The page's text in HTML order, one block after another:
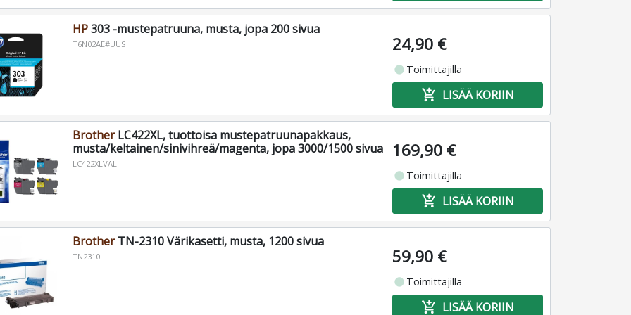
HP303 -mustepatruuna, musta, jopa 200 sivua
T6N02AE#UUS 24,90 €
fiber_manual_record Toimittajilla
add_shopping_cart LISÄÄ KORIIN
BrotherLC422XL, tuottoisa mustepatruunapakkaus,
musta/keltainen/sinivihreä/magenta, jopa 3000/1500 sivua
LC422XLVAL
169,90 €
fiber_manual_record Toimittajilla
add_shopping_cart LISÄÄ KORIIN
BrotherTN-2310 Värikasetti, musta, 1200 sivua
TN2310 59,90 €
fiber_manual_record Toimittajilla
add_shopping_cart LISÄÄ KORIIN